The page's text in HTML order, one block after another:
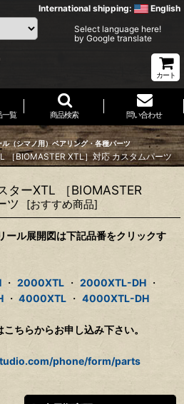
International shipping: English
Select language here!
by Google translate
カート
一覧 商品検索 問い合わせ
（シマノ用）ベアリング・各種パーツ
［BIOMASTER XTL］対応 カスタムパーツ
ターXTL ［BIOMASTER
ツ
[おすすめ商品]
ル展開図は下記品番をクリックす
・ 2000XTL ・ 2000XTL-DH ・
・ 4000XTL ・ 4000XTL-DH
ちらからお申し込み下さい。
phone/form/parts